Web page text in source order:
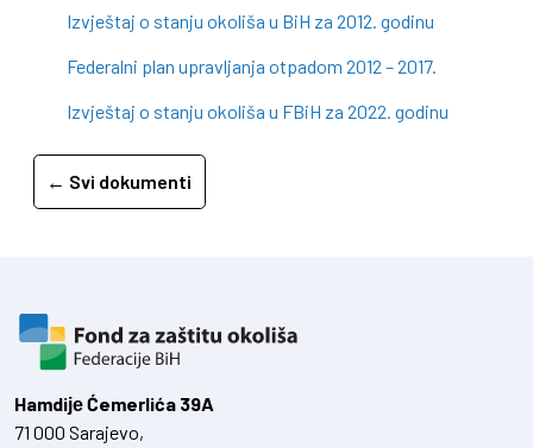
Izvještaj o stanju okoliša u BiH za 2012. godinu
Federalni plan upravljanja otpadom 2012 – 2017.
Izvještaj o stanju okoliša u FBiH za 2022. godinu
← Svi dokumenti
Hamdiје Ćemerlića 39A
71 000 Sarajevo,